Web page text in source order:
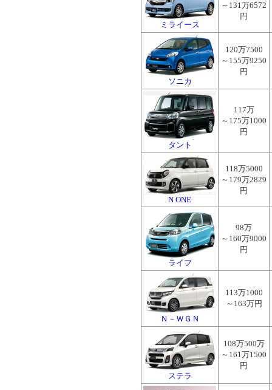
ミライース
～131万6572
円
ソニカ
120万7500
～155万9250
円
タント
117万
～175万1000
円
N ONE
118万5000
～179万2829
円
ライフ
98万
～160万9000
円
Ｎ－ＷＧＮ
113万1000
～163万円
ステラ
108万500万
～161万1500
円